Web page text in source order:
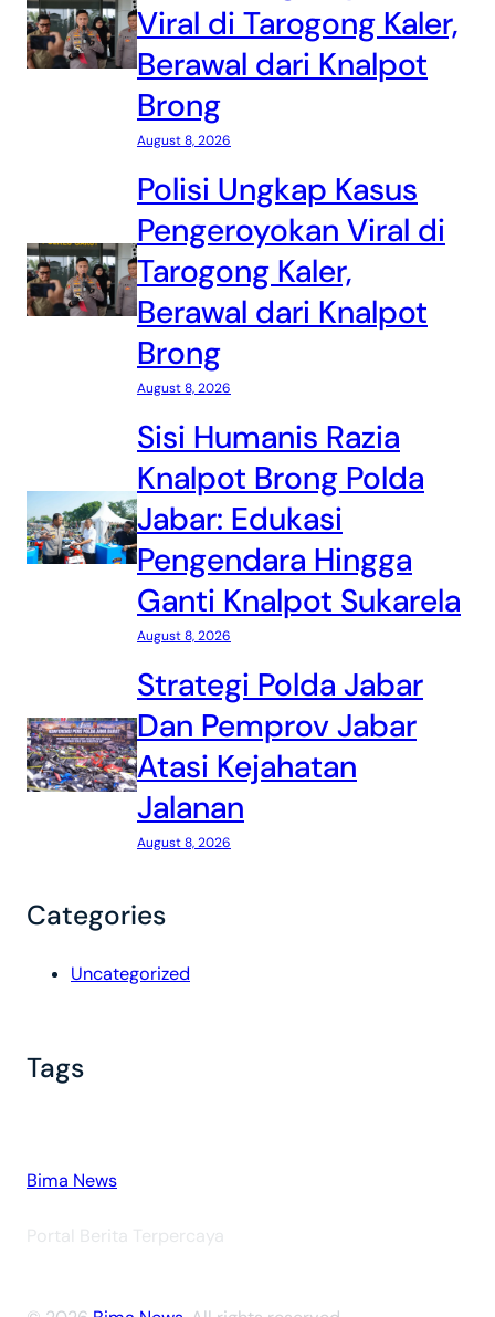
Viral di Tarogong Kaler,
Berawal dari Knalpot
Brong
August 8, 2026
Polisi Ungkap Kasus
Pengeroyokan Viral di
Tarogong Kaler,
Berawal dari Knalpot
Brong
August 8, 2026
Sisi Humanis Razia
Knalpot Brong Polda
Jabar: Edukasi
Pengendara Hingga
Ganti Knalpot Sukarela
August 8, 2026
Strategi Polda Jabar
Dan Pemprov Jabar
Atasi Kejahatan
Jalanan
August 8, 2026
Categories
Uncategorized
Tags
Bima News
Portal Berita Terpercaya